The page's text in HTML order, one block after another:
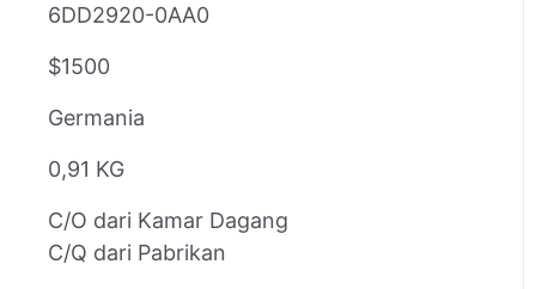
6DD2920-0AA0
$1500
Germania
0,91 KG
C/O dari Kamar Dagang
C/Q dari Pabrikan